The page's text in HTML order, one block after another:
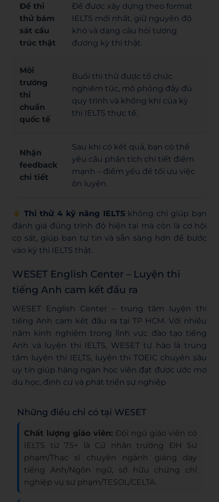
Đề thi
thử bám
sát cấu
trúc thật
Đề được xây dựng theo format
IELTS mới nhất, giữ nguyên độ
khó và dạng câu hỏi tương
đương kỳ thi thật.
Môi
trường
thi
chuẩn
quốc tế
Buổi thi thử được tổ chức
nghiêm túc, mô phỏng đầy đủ
quy trình và không khí của kỳ
thi IELTS thực tế.
Nhận
feedback
chi tiết
Sau khi có kết quả, bạn có thể
yêu cầu phân tích chi tiết điểm
mạnh – điểm yếu để tối ưu việc
ôn luyện.
Thi thử 4 kỹ năng IELTSkhông chỉ giúp bạn
đánh giá đúng trình độ hiện tại mà còn là cơ hội
cọ sát, giúp bạn tự tin và sẵn sàng hơn để bước
vào kỳ thi IELTS thật.
WESET English Center – Luyện thi
tiếng Anh cam kết đầu ra
WESET English Center – trung tâm luyện thi
tiếng Anh cam kết đầu ra tại TP HCM. Với nhiều
năm kinh nghiệm trong lĩnh vực đào tạo tiếng
Anh và luyện thi IELTS, WESET tự hào là trung
tâm luyện thi IELTS, luyện thi TOEIC chuyên sâu
uy tín giúp hàng ngàn học viên đạt được ước mơ
du học, định cư và phát triển sự nghiệp
Những điều chỉ có tại WESET
Chất lượng giáo viên: Đội ngũ giáo viên có
IELTS từ 7.5+ là Cử nhân trường ĐH Sư
phạm/Thạc sĩ chuyên ngành giảng dạy
tiếng Anh/Ngôn ngữ, sở hữu chứng chỉ
nghiệp vụ sư phạm/TESOL/CELTA.